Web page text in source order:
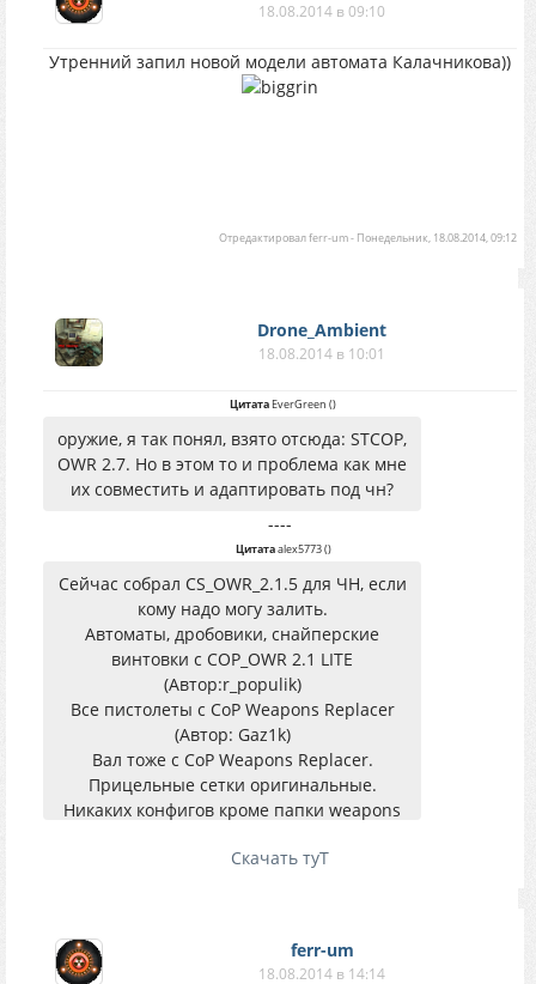
18.08.2014 в 09:10
Утренний запил новой модели автомата Калачникова))
Отредактировалferr-um- Понедельник, 18.08.2014, 09:12
Drone_Ambient
18.08.2014 в 10:01
ЦитатаEverGreen ()
оружие, я так понял, взято отсюда: STCOP,
OWR 2.7. Но в этом то и проблема как мне
их совместить и адаптировать под чн?
----
Цитатаalex5773()
Сейчас собрал CS_OWR_2.1.5 для ЧН, если
кому надо могу залить.
Автоматы, дробовики, снайперские
винтовки с COP_OWR 2.1 LITE
(Автор:r_populik)
Все пистолеты с CoP Weapons Replacer
(Автор: Gaz1k)
Вал тоже с CoP Weapons Replacer.
Прицельные сетки оригинальные.
Никаких конфигов кроме папки weapons
237 мб 7z
Скачать туТ
ferr-um
18.08.2014 в 14:14